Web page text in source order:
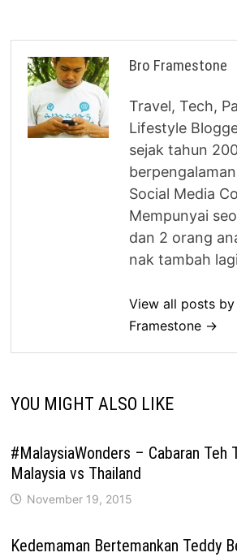
Bro Framestone
Travel, Tech,
Lifestyle
sejak tahun
Social Media
Mempunyai
dan 2 orang
nak tambah
View all posts by
Framestone →
YOU MIGHT ALSO LIKE
#MalaysiaWonders – Cabaran Teh
Malaysia vs Thailand
November 19, 2015
Kedemaman Bertemankan Teddy